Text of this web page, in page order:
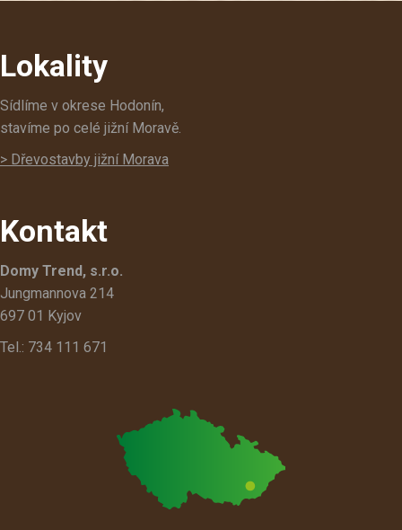
Lokality
Sídlíme v okrese Hodonín,
stavíme po celé jižní Moravě.
> Dřevostavby jižní Morava
Kontakt
Domy Trend, s.r.o.
Jungmannova 214
697 01 Kyjov
Tel.: 734 111 671